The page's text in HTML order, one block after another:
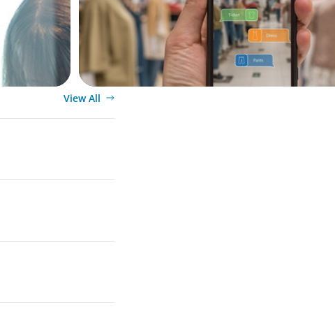
View All